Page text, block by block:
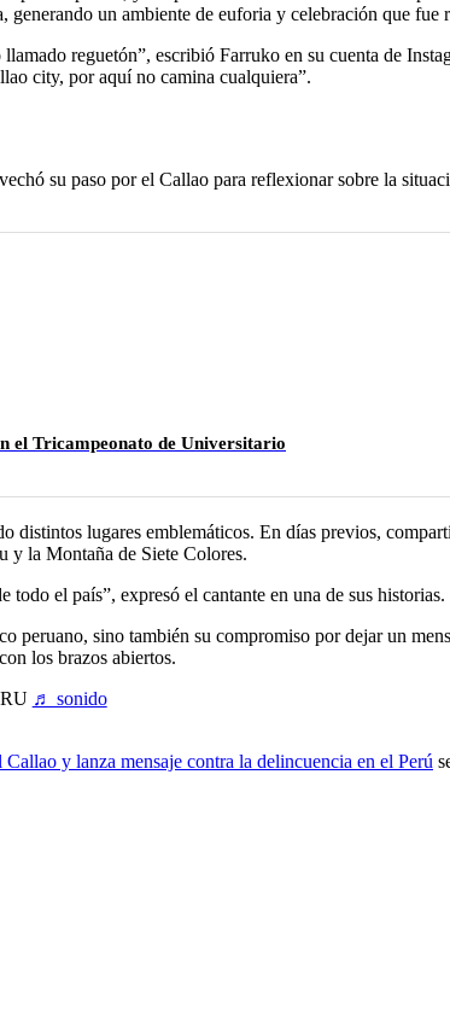
un ambiente de euforia y celebración que fue
reguetón”, escribió Farruko en su cuenta de
city, por aquí no camina cualquiera”.
su paso por el Callao para reflexionar sobre la
el Tricampeonato de Universitario
distintos lugares emblemáticos. En días previos,
y la Montaña de Siete Colores.
el país”, expresó el cantante en una de sus historias.
sino también su compromiso por dejar un
los brazos abiertos.
♬ sonido
y lanza mensaje contra la delincuencia en el Perú